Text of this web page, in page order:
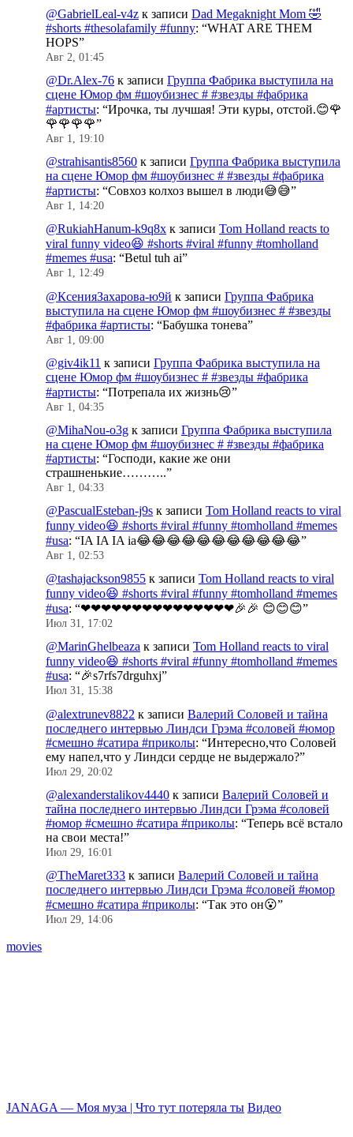
@GabrielLeal-v4z к записи Dad Megaknight Mom 🤣
#shorts #thesolafamily #funny: “WHAT ARE THEM
HOPS”
Авг 2, 01:45
@Dr.Alex-76 к записи Группа Фабрика выступила на
сцене Юмор фм #шоубизнес # #звезды #фабрика
#артисты: “Ирочка, ты лучшая! Эти куры, отстой.😊🌹
🌹🌹🌹🌹”
Авг 1, 19:10
@strahisantis8560 к записи Группа Фабрика выступила
на сцене Юмор фм #шоубизнес # #звезды #фабрика
#артисты: “Совхоз колхоз вышел в люди😅😅”
Авг 1, 14:20
@RukiahHanum-k9q8x к записи Tom Holland reacts to
viral funny video😆 #shorts #viral #funny #tomholland
#memes #usa: “Betul tuh ai”
Авг 1, 12:49
@КсенияЗахарова-ю9й к записи Группа Фабрика
выступила на сцене Юмор фм #шоубизнес # #звезды
#фабрика #артисты: “Бабушка тонева”
Авг 1, 09:00
@giv4ik11 к записи Группа Фабрика выступила на
сцене Юмор фм #шоубизнес # #звезды #фабрика
#артисты: “Потрепала их жизнь😢”
Авг 1, 04:35
@MihaNou-o3g к записи Группа Фабрика выступила
на сцене Юмор фм #шоубизнес # #звезды #фабрика
#артисты: “Господи, какие же они
страшненькие………..”
Авг 1, 04:33
@PascualEsteban-j9s к записи Tom Holland reacts to viral
funny video😆 #shorts #viral #funny #tomholland #memes
#usa: “IA IA IA ia😂😂😂😂😂😂😂😂😂😂😂”
Авг 1, 02:53
@tashajackson9855 к записи Tom Holland reacts to viral
funny video😆 #shorts #viral #funny #tomholland #memes
#usa: “❤❤❤❤❤❤❤❤❤❤❤❤❤❤❤🎉🎉 😊😊😊”
Июл 31, 17:02
@MarinGhelbeaza к записи Tom Holland reacts to viral
funny video😆 #shorts #viral #funny #tomholland #memes
#usa: “🎉s7rfs7drguhxj”
Июл 31, 15:38
@alextrunev8822 к записи Валерий Соловей и тайна
последнего интервью Линдси Грэма #соловей #юмор
#смешно #сатира #приколы: “Интересно,что Соловей
ему напел,что у Линдси сердце не выдержало?”
Июл 29, 20:02
@alexanderstalikov4440 к записи Валерий Соловей и
тайна последнего интервью Линдси Грэма #соловей
#юмор #смешно #сатира #приколы: “Теперь всё встало
на свои места!”
Июл 29, 16:01
@TheMaret333 к записи Валерий Соловей и тайна
последнего интервью Линдси Грэма #соловей #юмор
#смешно #сатира #приколы: “Так это он😮”
Июл 29, 14:06
movies
JANAGA — Моя муза | Что тут потеряла ты Видео